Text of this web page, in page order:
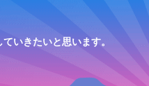
いきたいと思います。